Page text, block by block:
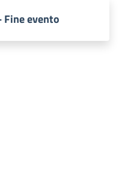
Fine evento